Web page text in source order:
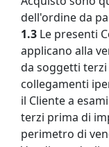
dell'ordine da
1.3 Le presenti
applicano alla
da soggetti
collegamenti
il Cliente a
terzi prima di
perimetro di